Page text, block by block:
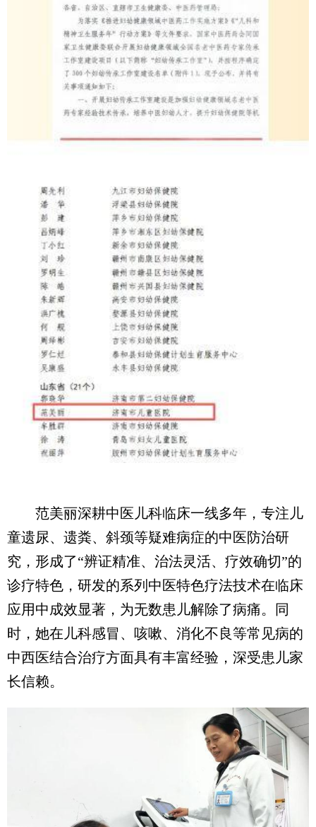
范美丽深耕中医儿科临床一线多年，专注儿
童遗尿、遗粪、斜颈等疑难病症的中医防治研
究，形成了“辨证精准、治法灵活、疗效确切”的
诊疗特色，研发的系列中医特色疗法技术在临床
应用中成效显著，为无数患儿解除了病痛。同
时，她在儿科感冒、咳嗽、消化不良等常见病的
中西医结合治疗方面具有丰富经验，深受患儿家
长信赖。